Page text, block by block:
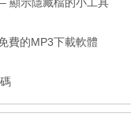
費的MP3下載軟體